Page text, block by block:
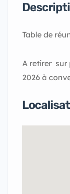
Table de
A retirer sur
2026 à